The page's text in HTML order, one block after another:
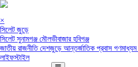
×
সিলেট জুড়ে
সিলেটসুনামগঞ্জ মৌলভীবাজারহবিগঞ্জ
জাতীয় রাজনীতিদেশজুড়ে আন্তর্জাতিক প্রবাসগণমাধ্যম
লাইফস্টাইল